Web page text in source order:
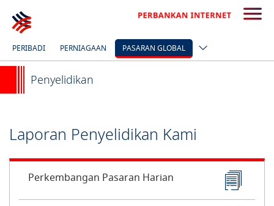
PERIBADI PERNIAGAAN PASARAN GLOBAL
Penyelidikan
Laporan Penyelidikan Kami
Perkembangan Pasaran Harian